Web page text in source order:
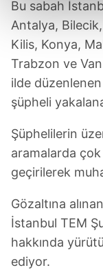
kalemimiz
Her halükârda,
takdirde,
gösterilmeyecektir."
Sizlere daha iyi
Sitemizde
kullanılmaktadır.
verileriniz
toplumu
kılınması ve
reklam/pazarlama
sınırlı olarak açık
Bu sabah
Antalya,
Kilis, Konya,
Trabzon ve
ilde
şüpheli
Şüphelilerin
aramalarda
geçirilerek
Gözaltına
İstanbul TEM
hakkında
ediyor.